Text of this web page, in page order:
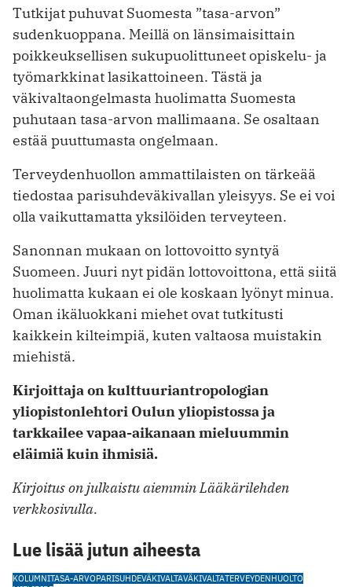
Tutkijat puhuvat Suomesta ”tasa-arvon”
sudenkuoppana. Meillä on länsimaisittain
poikkeuksellisen sukupuolittuneet opiskelu- ja
työmarkkinat lasikattoineen. Tästä ja
väkivaltaongelmasta huolimatta Suomesta
puhutaan tasa-arvon mallimaana. Se osaltaan
estää puuttumasta ongelmaan.
Terveydenhuollon ammattilaisten on tärkeää
tiedostaa parisuhdeväkivallan yleisyys. Se ei voi
olla vaikuttamatta yksilöiden terveyteen.
Sanonnan mukaan on lottovoitto syntyä
Suomeen. Juuri nyt pidän lottovoittona, että siitä
huolimatta kukaan ei ole koskaan lyönyt minua.
Oman ikäluokkani miehet ovat tutkitusti
kaikkein kilteimpiä, kuten valtaosa muistakin
miehistä.
Kirjoittaja on kulttuuriantropologian
yliopistonlehtori Oulun yliopistossa ja
tarkkailee vapaa-aikanaan mieluummin
eläimiä kuin ihmisiä.
Kirjoitus on julkaistu aiemmin Lääkärilehden
verkkosivulla.
Lue lisää jutun aiheesta
KOLUMNITASA-ARVOPARISUHDEVÄKIVALTAVÄKIVALTATERVEYDENHUOLTO